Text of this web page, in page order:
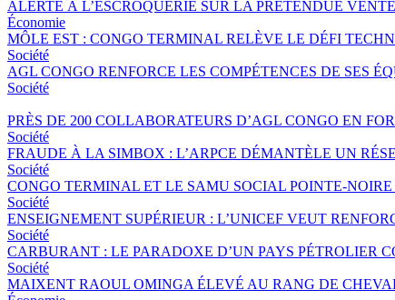
ALERTE À L’ESCROQUERIE SUR LA PRÉTENDUE
Économie
MÔLE EST : CONGO TERMINAL RELÈVE LE DÉFI
Société
AGL CONGO RENFORCE LES COMPÉTENCES DE SES
Société
PRÈS DE 200 COLLABORATEURS D’AGL CONGO EN
Société
FRAUDE À LA SIMBOX : L’ARPCE DÉMANTÈLE UN
Société
CONGO TERMINAL ET LE SAMU SOCIAL POINTE-
Société
ENSEIGNEMENT SUPÉRIEUR : L’UNICEF VEUT
Société
CARBURANT : LE PARADOXE D’UN PAYS PÉTROLIER
Société
MAIXENT RAOUL OMINGA ÉLEVÉ AU RANG DE